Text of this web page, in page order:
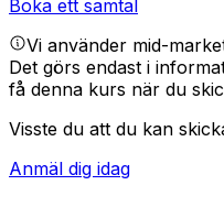
Boka ett samtal
Vi använder mid-
Det görs endast i
få denna kurs när du
Visste du att du kan
Anmäl dig idag